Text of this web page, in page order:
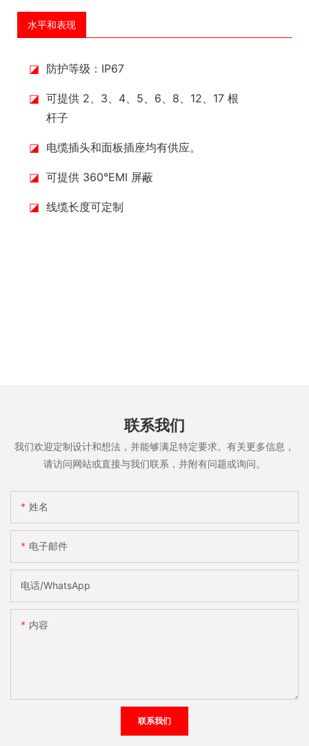
水平和表现
◪ 防护等级：IP67
◪ 可提供 2、3、4、5、6、8、12、17 根
杆子
◪ 电缆插头和面板插座均有供应。
◪ 可提供 360°EMI 屏蔽
◪ 线缆长度可定制
联系我们
我们欢迎定制设计和想法，并能够满足特定要求。有关更多信息，
请访问网站或直接与我们联系，并附有问题或询问。
姓名
电子邮件
电话/WhatsApp
内容
联系我们